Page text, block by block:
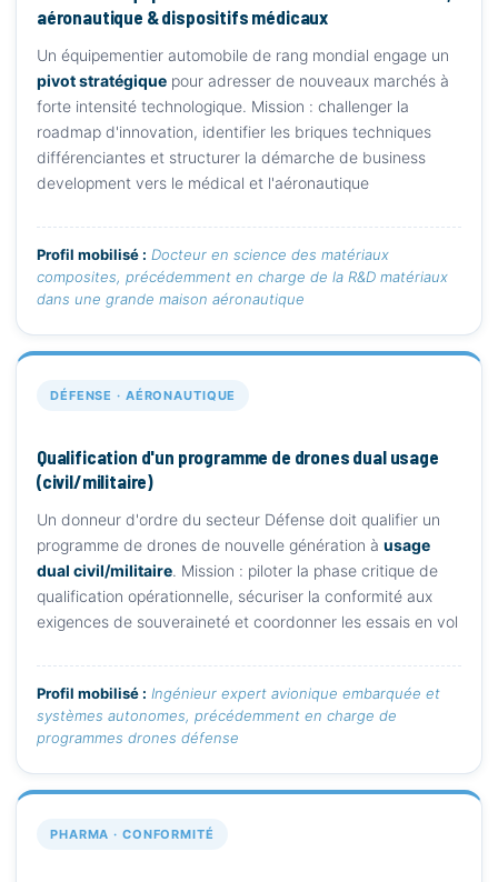
aéronautique & dispositifs médicaux
Un équipementier automobile de rang mondial engage un
pivot stratégique pour adresser de nouveaux marchés à
forte intensité technologique. Mission : challenger la
roadmap d'innovation, identifier les briques techniques
différenciantes et structurer la démarche de business
development vers le médical et l'aéronautique
Profil mobilisé : Docteur en science des matériaux
composites, précédemment en charge de la R&D matériaux
dans une grande maison aéronautique
DÉFENSE · AÉRONAUTIQUE
Qualification d'un programme de drones dual usage
(civil/militaire)
Un donneur d'ordre du secteur Défense doit qualifier un
programme de drones de nouvelle génération à usage
dual civil/militaire. Mission : piloter la phase critique de
qualification opérationnelle, sécuriser la conformité aux
exigences de souveraineté et coordonner les essais en vol
Profil mobilisé : Ingénieur expert avionique embarquée et
systèmes autonomes, précédemment en charge de
programmes drones défense
PHARMA · CONFORMITÉ